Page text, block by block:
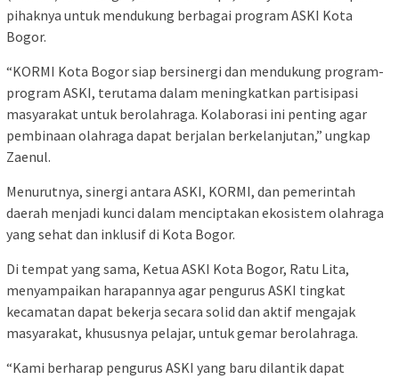
pihaknya untuk mendukung berbagai program ASKI Kota
Bogor.
“KORMI Kota Bogor siap bersinergi dan mendukung program-
program ASKI, terutama dalam meningkatkan partisipasi
masyarakat untuk berolahraga. Kolaborasi ini penting agar
pembinaan olahraga dapat berjalan berkelanjutan,” ungkap
Zaenul.
Menurutnya, sinergi antara ASKI, KORMI, dan pemerintah
daerah menjadi kunci dalam menciptakan ekosistem olahraga
yang sehat dan inklusif di Kota Bogor.
Di tempat yang sama, Ketua ASKI Kota Bogor, Ratu Lita,
menyampaikan harapannya agar pengurus ASKI tingkat
kecamatan dapat bekerja secara solid dan aktif mengajak
masyarakat, khususnya pelajar, untuk gemar berolahraga.
“Kami berharap pengurus ASKI yang baru dilantik dapat